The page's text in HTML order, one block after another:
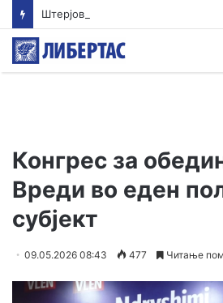
Конгрес за
Вреди во еден
субјект
09.05.2026 08:43 477 Читање